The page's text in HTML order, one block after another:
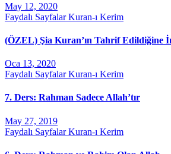
May 12, 2020
Faydalı SayfalarKuran-ı Kerim
(ÖZEL) Şia Kuran’ın Tahrif Edildiğine
Oca 13, 2020
Faydalı SayfalarKuran-ı Kerim
7. Ders: Rahman Sadece Allah’tır
May 27, 2019
Faydalı SayfalarKuran-ı Kerim